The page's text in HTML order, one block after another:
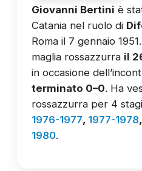
Giovanni Bertini è
Catania nel ruolo di
Roma il 7 gennaio
maglia rossazzurra il
in occasione
terminato 0–0. Ha
rossazzurra per 4
1976-1977, 1977-1978,
1980.